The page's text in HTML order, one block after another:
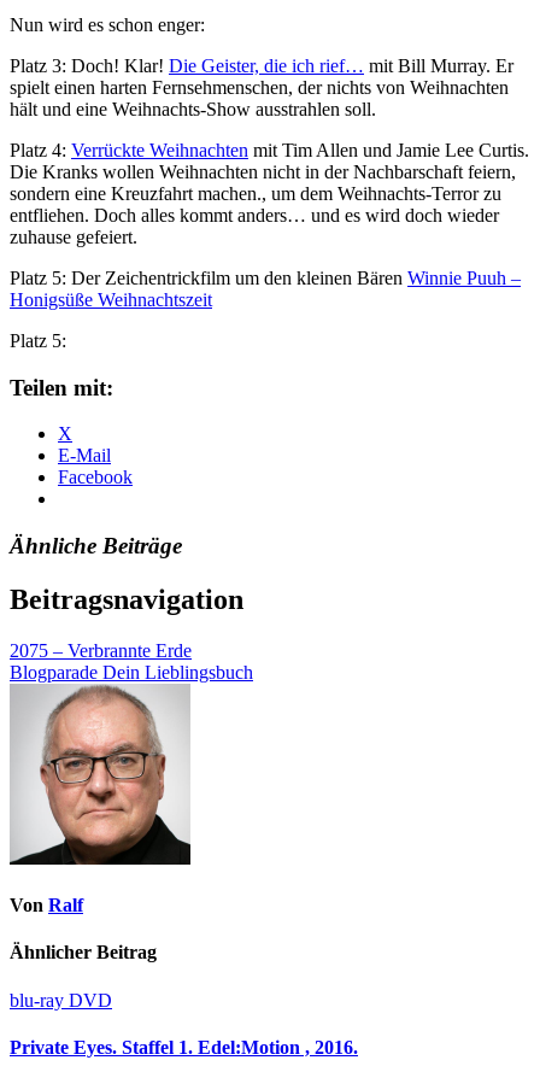
Nun wird es schon enger:
Platz 3: Doch! Klar! Die Geister, die ich rief… mit Bill Murray. Er
spielt einen harten Fernsehmenschen, der nichts von Weihnachten
hält und eine Weihnachts-Show ausstrahlen soll.
Platz 4: Verrückte Weihnachten mit Tim Allen und Jamie Lee Curtis.
Die Kranks wollen Weihnachten nicht in der Nachbarschaft feiern,
sondern eine Kreuzfahrt machen., um dem Weihnachts-Terror zu
entfliehen. Doch alles kommt anders… und es wird doch wieder
zuhause gefeiert.
Platz 5: Der Zeichentrickfilm um den kleinen Bären Winnie Puuh –
Honigsüße Weihnachtszeit
Platz 5:
Teilen mit:
X
E-Mail
Facebook
Ähnliche Beiträge
Beitragsnavigation
2075 – Verbrannte Erde
Blogparade Dein Lieblingsbuch
Von Ralf
Ähnlicher Beitrag
blu-ray DVD
Private Eyes. Staffel 1. Edel:Motion , 2016.